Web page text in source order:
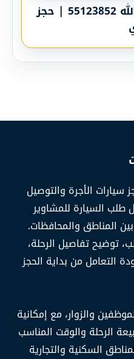
رقم تاكسي ميناء عبد الله 55123852 | حجز
الأجرة والتوصيل
السيارة للمشاوير
المناطق والمحافظات.
توضيح تفاصيل الرحلة،
التعامل من بداية الحجز
والزوار، مع إمكانية
الرحلة والوقت المناسب
السكنية والتجارية